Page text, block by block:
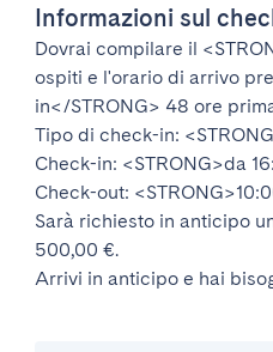
Informazioni sul
Dovrai compilare il
ospiti e l'orario di arrivo
in</STRONG> 48 ore
Tipo di check-in:
Check-in: <STRONG>da
Check-out:
Sarà richiesto in anticipo
500,00 €.
Arrivi in anticipo e hai